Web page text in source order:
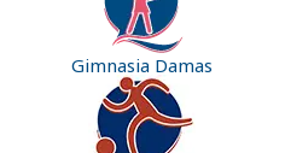
Gimnasia Damas